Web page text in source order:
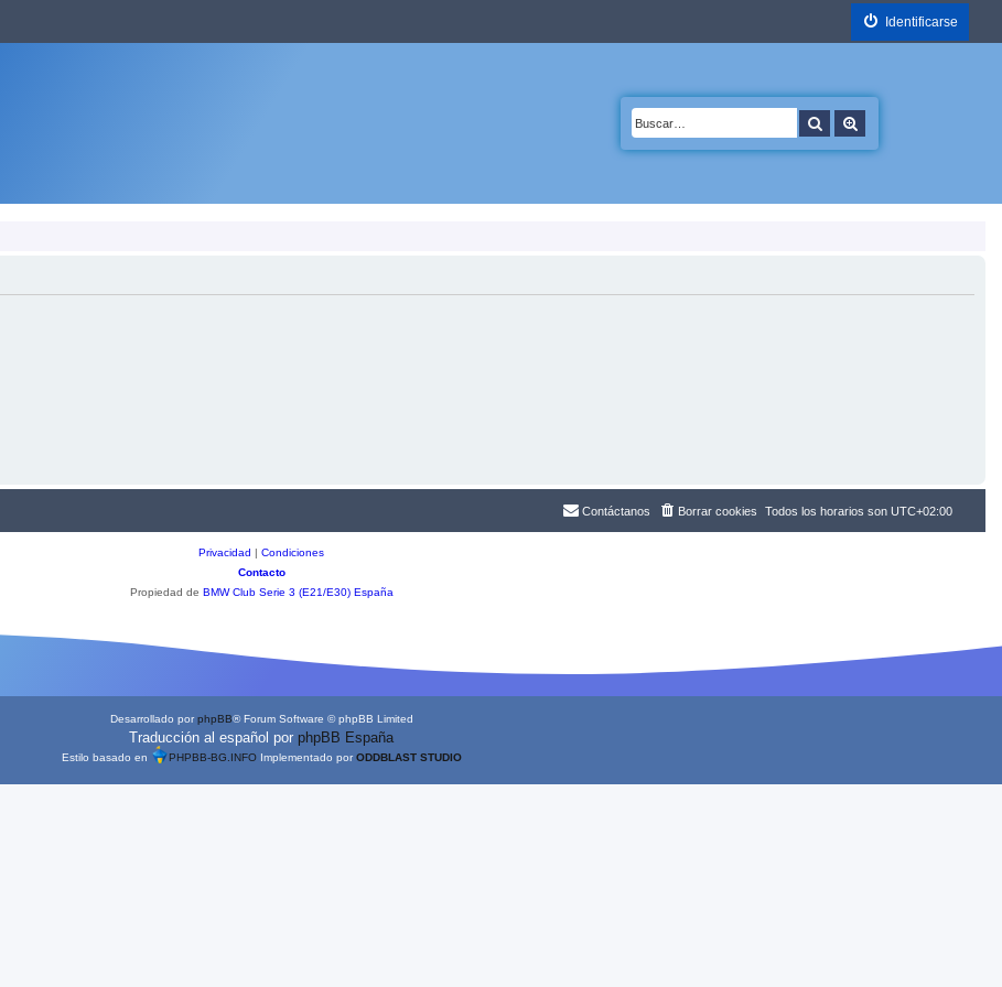
Identificarse
Buscar
Todos los horarios son UTC+02:00
Borrar cookies
Contáctanos
Privacidad | Condiciones
Contacto
Propiedad de BMW Club Serie 3 (E21/E30) España
Desarrollado porphpBB® Forum Software © phpBB Limited
Traducción al español por phpBB España
Estilo basado en PHPBB-BG.INFOImplementado porODDBLAST STUDIO